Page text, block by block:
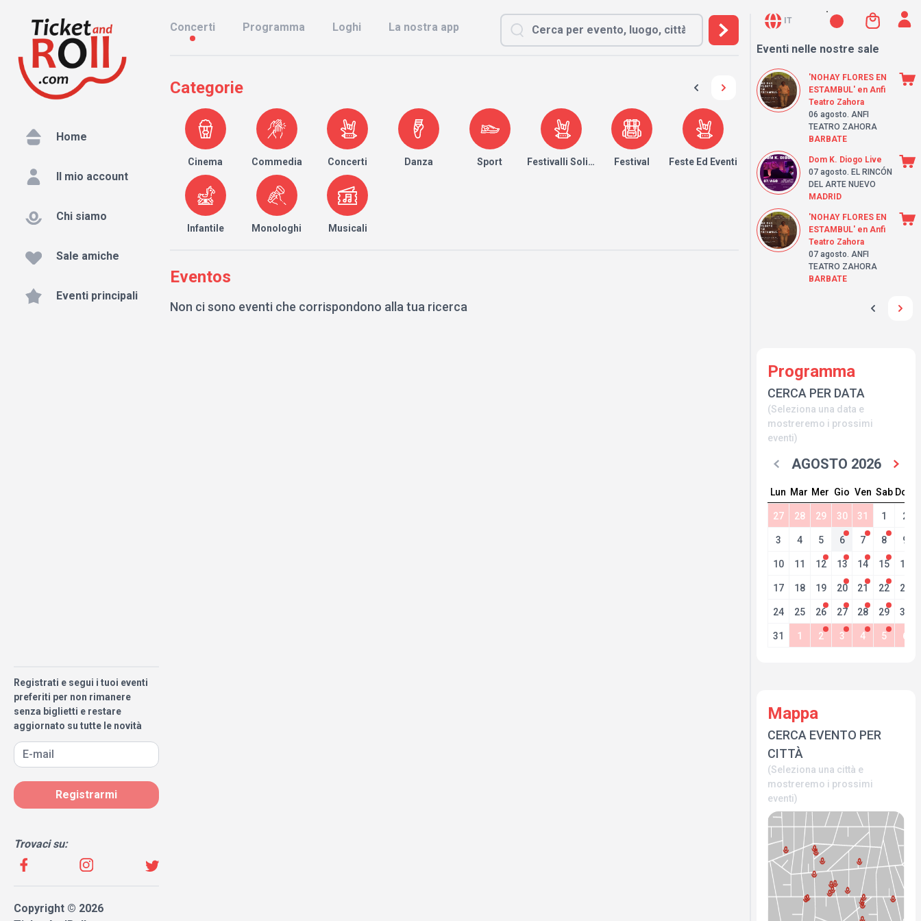
Home
Il mio account
Chi siamo
Sale amiche
Eventi principali
Registrati e segui i tuoi eventi
preferiti per non rimanere
senza biglietti e restare
aggiornato su tutte le novità
Registrarmi
Trovaci su:
Copyright © 2026
Concerti Programma Loghi La nostra app
Categorie
Cinema Commedia Concerti Danza Sport Festivalli Solidari Festival Feste Ed Eventi
Infantile Monologhi Musicali
Eventos
Non ci sono eventi che corrispondono alla tua ricerca
IT
Eventi nelle nostre sale
'NOHAY FLORES EN
ESTAMBUL' en Anfi
Teatro Zahora
06 agosto. ANFI
TEATRO ZAHORA
BARBATE
Dom K. Diogo Live
07 agosto. EL RINCÓN
DEL ARTE NUEVO
MADRID
'NOHAY FLORES EN
ESTAMBUL' en Anfi
Teatro Zahora
07 agosto. ANFI
TEATRO ZAHORA
BARBATE
Programma
CERCA PER DATA
(Seleziona una data e
mostreremo i prossimi
eventi)
AGOSTO 2026
Lun Mar Mer Gio Ven Sab Dom
27 28 29 30 31 1 2
3 4 5 6 7 8 9
10 11 12 13 14 15 16
17 18 19 20 21 22 23
24 25 26 27 28 29 30
31 1 2 3 4 5 6
Mappa
CERCA EVENTO PER
CITTÀ
(Seleziona una città e
mostreremo i prossimi
eventi)